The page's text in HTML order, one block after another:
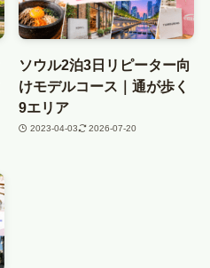
ソウル2泊3日リピーター向
けモデルコース｜通が歩く
9エリア
2023-04-03 2026-07-20